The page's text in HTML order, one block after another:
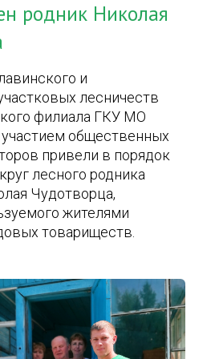
родник Николая
и
лесничеств
филиала ГКУ МО
общественных
привели в порядок
лесного родника
Чудотворца,
жителями
товариществ.